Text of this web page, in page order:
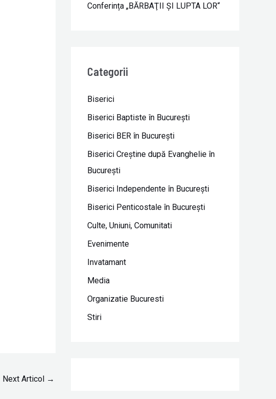
Next Articol →
Conferința „BĂRBAŢII ŞI LUPTA LOR“
Categorii
Biserici
Biserici Baptiste în Bucureşti
Biserici BER în Bucureşti
Biserici Creştine după Evanghelie în
Bucureşti
Biserici Independente în Bucureşti
Biserici Penticostale în Bucureşti
Culte, Uniuni, Comunitati
Evenimente
Invatamant
Media
Organizatie Bucuresti
Stiri